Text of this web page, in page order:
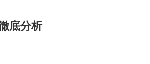
底分析